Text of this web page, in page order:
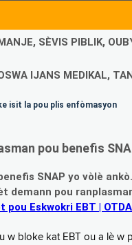
SÈVIS PIBLIK,
IJANS MEDIKAL,
isit la pou plis enfòmasyon
pou benefis
SNAP yo vòlè ankò.
demann pou
pou Eskwokri EBT | OTDA
w bloke kat EBT ou a lè w